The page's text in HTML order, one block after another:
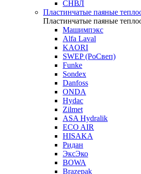
СНВЛ
Пластинчатые паяные
Пластинчатые паяные
Машимпэкс
Alfa Laval
KAORI
SWEP (РоСвеп)
Funke
Sondex
Danfoss
ONDA
Hydac
Zilmet
ASA Hydralik
ECO AIR
HISAKA
Ридан
ЭксЭко
BOWA
Brazepak